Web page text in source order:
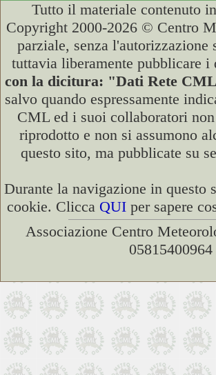
Tutto il materiale contenuto
Copyright 2000-2026 © Centro
parziale, senza
tuttavia liberamente pubblicare
con la dicitura: "Dati Rete
salvo quando espressamente
CML ed i suoi collaboratori
riprodotto e non si assumono
questo sito, ma pubblicate su
Durante la navigazione in questo
cookie. Clicca QUI per sapere
Associazione Centro
05815400964